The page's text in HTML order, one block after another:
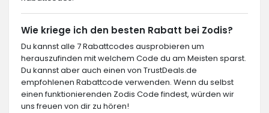
Wie kriege ich den besten Rabatt bei Zodis?
Du kannst alle 7 Rabattcodes ausprobieren um
herauszufinden mit welchem Code du am Meisten sparst.
Du kannst aber auch einen von TrustDeals.de
empfohlenen Rabattcode verwenden. Wenn du selbst
einen funktionierenden Zodis Code findest, würden wir
uns freuen von dir zu hören!